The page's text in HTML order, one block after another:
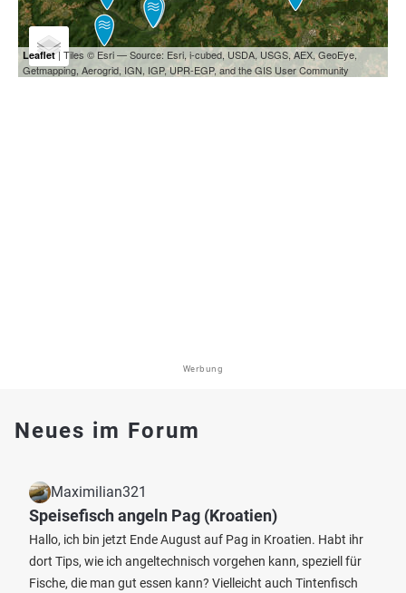
Leaflet| Tiles © Esri — Source: Esri, i-cubed, USDA, USGS, AEX, GeoEye,
Getmapping, Aerogrid, IGN, IGP, UPR-EGP, and the GIS User Community
Werbung
Neues im Forum
Maximilian321
Speisefisch angeln Pag (Kroatien)
Hallo, ich bin jetzt Ende August auf Pag in Kroatien. Habt ihr
dort Tips, wie ich angeltechnisch vorgehen kann, speziell für
Fische, die man gut essen kann? Vielleicht auch Tintenfisch